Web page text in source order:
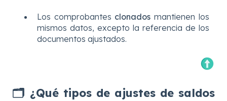
Los comprobantes clonados mantienen los
mismos datos, excepto la referencia de los
documentos ajustados.
🗂️ ¿Qué tipos de ajustes de saldos